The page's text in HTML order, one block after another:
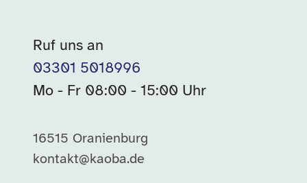
Ruf uns an
03301 5018996
Mo - Fr 08:00 - 15:00 Uhr
16515 Oranienburg
kontakt@kaoba.de